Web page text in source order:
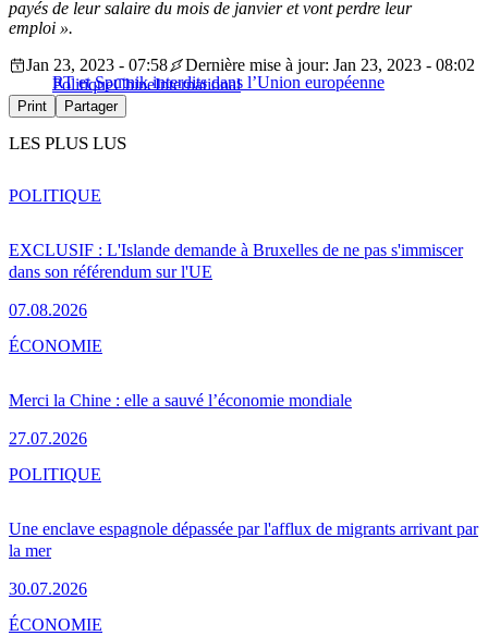
payés de leur salaire du mois de janvier et vont perdre leur
emploi ».
RT et Sputnik interdits dans l’Union européenne
Jan 23, 2023 - 07:58
Dernière mise à jour: Jan 23, 2023 - 08:02
PolitiqueChineInternational
Print Partager
LES PLUS LUS
EXCLUSIF : L'Islande demande à Bruxelles de ne pas s'immiscer
dans son référendum sur l'UE
07.08.2026
POLITIQUE
Merci la Chine : elle a sauvé l’économie mondiale
27.07.2026
ÉCONOMIE
Une enclave espagnole dépassée par l'afflux de migrants arrivant par
la mer
30.07.2026
POLITIQUE
ÉCONOMIE